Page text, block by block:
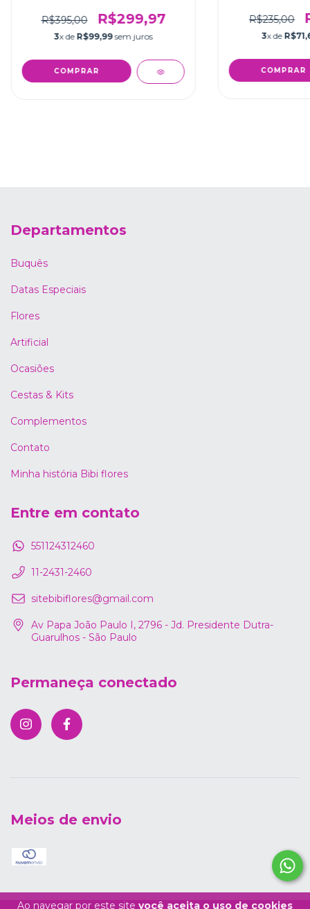
Ao navegar por este site você aceita o uso de cookies
R$395,00 R$299,97
3x de R$99,99sem juros
R$235,00
3x de
Departamentos
Buquês
Datas Especiais
Flores
Artificial
Ocasiões
Cestas & Kits
Complementos
Contato
Minha história Bibi flores
Entre em contato
551124312460
11-2431-2460
sitebibiflores@gmail.com
Av Papa João Paulo I, 2796 - Jd. Presidente Dutra-
Guarulhos - São Paulo
Permaneça conectado
Meios de envio